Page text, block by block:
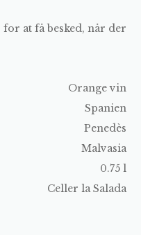
Orange vin
Spanien
Penedès
Malvasia
0.75 l
Celler la Salada
at få besked, når der